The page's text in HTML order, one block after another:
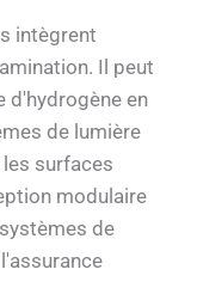
intègrent
Il peut
d'hydrogène en
de lumière
surfaces
modulaire
de